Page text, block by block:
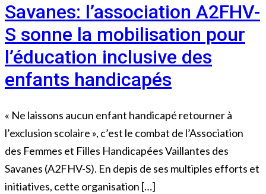
Savanes: l’association A2FHV-
S sonne la mobilisation pour
l’éducation inclusive des
enfants handicapés
« Ne laissons aucun enfant handicapé retourner à
l’exclusion scolaire », c’est le combat de l’Association
des Femmes et Filles Handicapées Vaillantes des
Savanes (A2FHV-S). En depis de ses multiples efforts et
initiatives, cette organisation […]